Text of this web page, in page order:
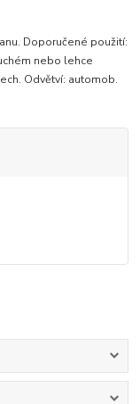
Doporučené použití:
nebo lehce
Odvětví: automob.